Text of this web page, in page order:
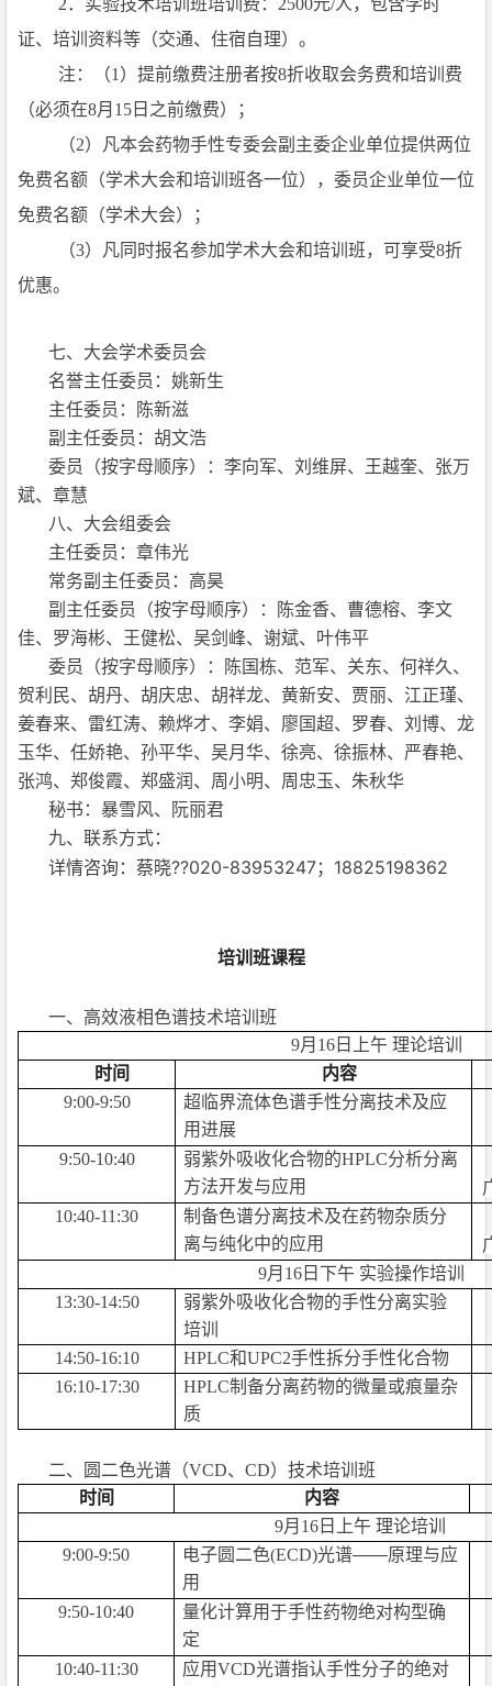
2．实验技术培训班培训费：2500元/人，包含学时
证、培训资料等（交通、住宿自理）。
注：（1）提前缴费注册者按8折收取会务费和培训费
（必须在8月15日之前缴费）；
（2）凡本会药物手性专委会副主委企业单位提供两位
免费名额（学术大会和培训班各一位），委员企业单位一位
免费名额（学术大会）；
（3）凡同时报名参加学术大会和培训班，可享受8折
优惠。
七、大会学术委员会
名誉主任委员：姚新生
主任委员：陈新滋
副主任委员：胡文浩
委员（按字母顺序）：李向军、刘维屏、王越奎、张万
斌、章慧
八、大会组委会
主任委员：章伟光
常务副主任委员：高昊
副主任委员（按字母顺序）：陈金香、曹德榕、李文
佳、罗海彬、王健松、吴剑峰、谢斌、叶伟平
委员（按字母顺序）：陈国栋、范军、关东、何祥久、
贺利民、胡丹、胡庆忠、胡祥龙、黄新安、贾丽、江正瑾、
姜春来、雷红涛、赖烨才、李娟、廖国超、罗春、刘博、龙
玉华、任娇艳、孙平华、吴月华、徐亮、徐振林、严春艳、
张鸿、郑俊霞、郑盛润、周小明、周忠玉、朱秋华
秘书：暴雪风、阮丽君
九、联系方式：
详情咨询：蔡晓??020-83953247；18825198362
培训班课程
一、高效液相色谱技术培训班
9月16日上午 理论培训
时间
内容
9:00-9:50
超临界流体色谱手性分离技术及应
用进展
9:50-10:40
弱紫外吸收化合物的HPLC分析分离
方法开发与应用
10:40-11:30
制备色谱分离技术及在药物杂质分
离与纯化中的应用
9月16日下午 实验操作培训
13:30-14:50
弱紫外吸收化合物的手性分离实验
培训
14:50-16:10
HPLC和UPC2手性拆分手性化合物
16:10-17:30
HPLC制备分离药物的微量或痕量杂
质
二、圆 二色光谱（VCD、CD）技术培训班
时间
内容
9月16日上午 理论培训
9:00-9:50
电子圆二色(ECD)光谱――原理与应
用
9:50-10:40
量化计算用于手性药物绝对构型确
定
10:40-11:30
应用VCD光谱指认手性分子的绝对